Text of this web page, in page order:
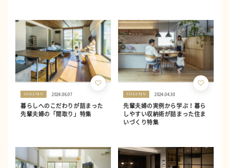
COLUMN 2024.06.07
暮らしへのこだわりが詰まった
先輩夫婦の「間取り」特集
COLUMN 2024.04.30
先輩夫婦の実例から学ぶ！暮ら
しやすい収納術が詰まった住ま
いづくり特集